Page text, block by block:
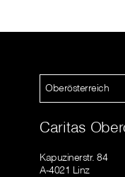
Oberösterreich
Caritas
Kapuzinerstr. 84
A-4021 Linz